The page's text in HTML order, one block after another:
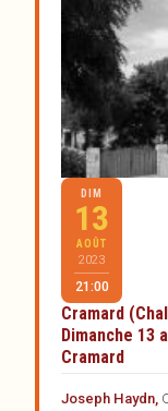
DIM
13
AOÛT
2023
21:00
Cramard
Dimanche 13
Cramard
Joseph Haydn,